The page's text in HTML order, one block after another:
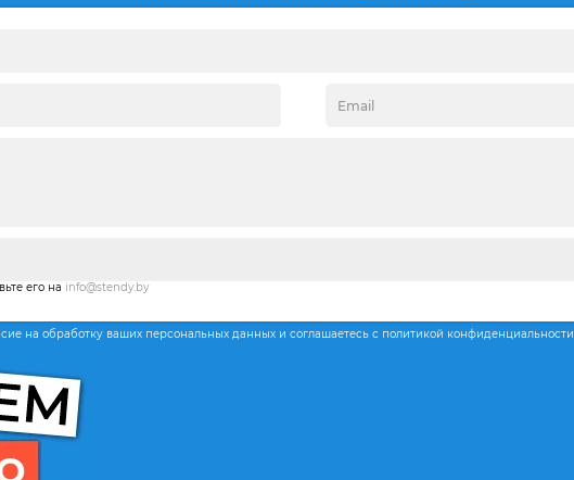
его на info@stendy.by
на обработку ваших персональных данных и соглашаетесь с политикой конфиденциальности